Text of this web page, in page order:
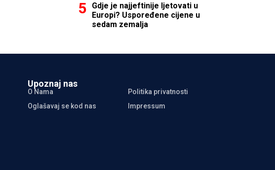
Gdje je najjeftinije ljetovati u
Europi? Uspoređene cijene u
sedam zemalja
Upoznaj nas
O Nama
Politika privatnosti
Oglašavaj se kod nas
Impressum